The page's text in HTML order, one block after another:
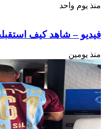
منذ يوم واحد
فيديو – شاهد كيف
منذ يومين